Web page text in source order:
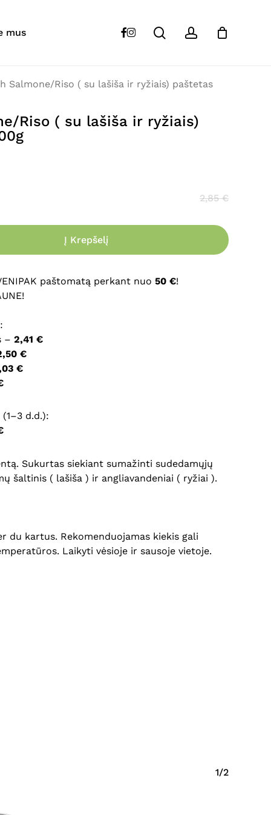
mus facebook
instagram searchaccount
Salmone/Riso ( su lašiša ir ryžiais) paštetas
Riso ( su lašiša ir ryžiais)
2,85€
Į Krepšelį
paštomatą perkant nuo 50 €!
– 2,41 €
€
€
d.d.):
Sukurtas siekiant sumažinti sudedamųjų
šaltinis ( lašiša ) ir angliavandeniai ( ryžiai ).
kartus. Rekomenduojamas kiekis gali
Laikyti vėsioje ir sausoje vietoje.
1/2
Salmone/Riso ( su lašiša ir
išsaugoti vardą, el. pašto adresą ir interneto